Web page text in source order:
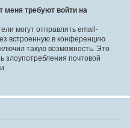
меня требуют войти на
могут отправлять email-
встроенную в конференцию
такую возможность. Это
злоупотребления почтовой